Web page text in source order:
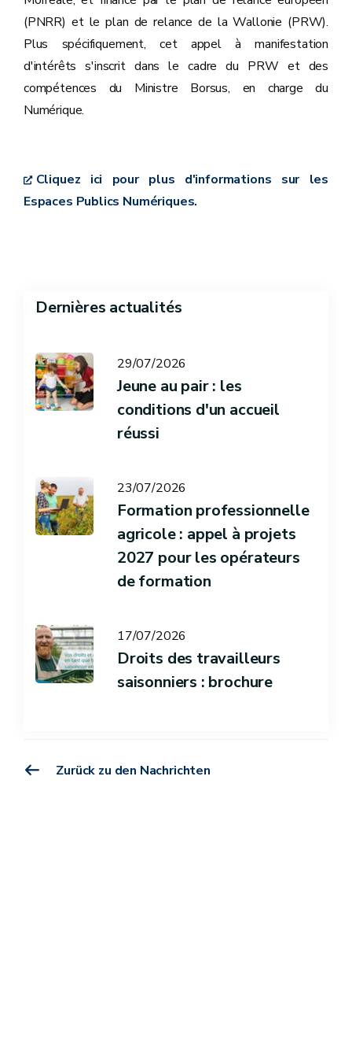
(PNRR) et le plan de relance de la Wallonie (PRW).
Plus spécifiquement, cet appel à manifestation
d'intérêts s'inscrit dans le cadre du PRW et des
compétences du Ministre Borsus, en charge du
Numérique.
Cliquez ici pour plus d'informations sur les
Espaces Publics Numériques.
Zurück zu den Nachrichten
Dernières actualités
29/07/2026
Jeune au pair : les
conditions d'un accueil
réussi
23/07/2026
Formation professionnelle
agricole : appel à projets
2027 pour les opérateurs
de formation
17/07/2026
Droits des travailleurs
saisonniers : brochure